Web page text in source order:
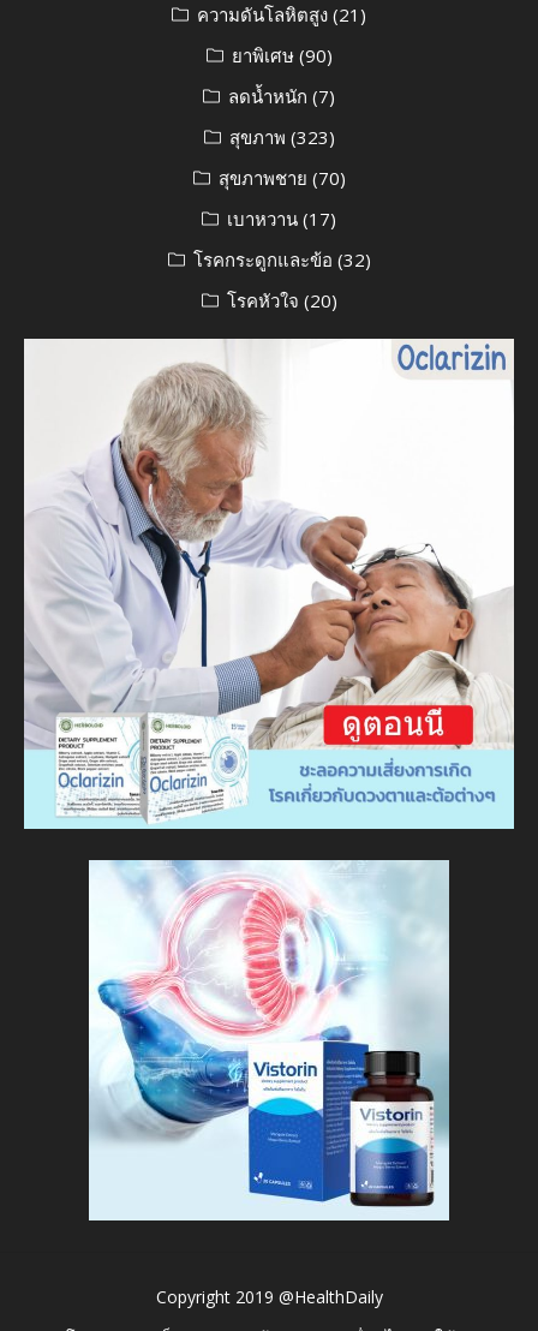
ความดันโลหิตสูง (21)
ยาพิเศษ(90)
ลดน้ำหนัก (7)
สุขภาพ (323)
สุขภาพชาย (70)
เบาหวาน (17)
โรคกระดูกและข้อ (32)
โรคหัวใจ (20)
Copyright 2019 @HealthDaily